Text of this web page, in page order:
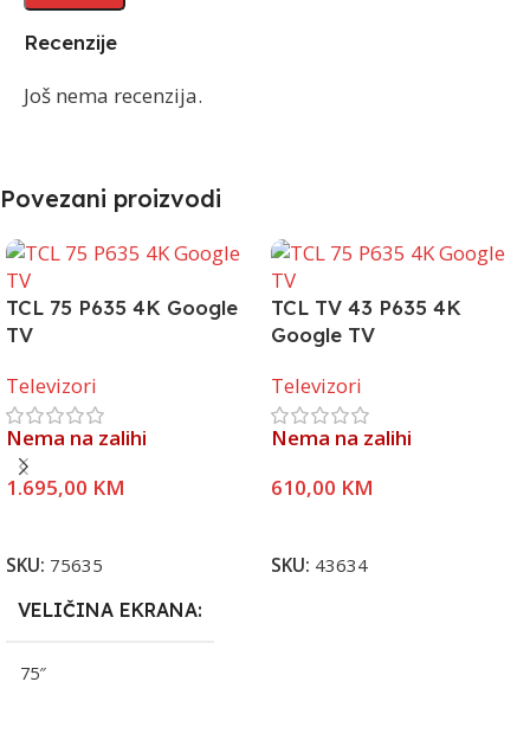
Recenzije
Još nema recenzija.
Povezani proizvodi
TCL 75 P635 4K Google
TV
Televizori
Nema na zalihi
1.695,00 KM
SKU: 75635
VELIČINA EKRANA
75″
TCL TV 43 P635 4K
Google TV
Televizori
Nema na zalihi
610,00 KM
SKU: 43634